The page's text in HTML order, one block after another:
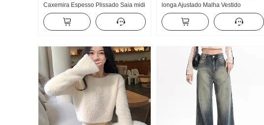
Caxemira Espesso Plissado Saia midi
2025 Outono Novo Estilo coreano
Versátil Casual Estilo feminino Vento
Guarda-chuva Saia
longa Ajustado Malha Vestido
feminino 2026 Temporada de outono
e inverno Mil Vento dourado Ajustado
A palavra Saia curta